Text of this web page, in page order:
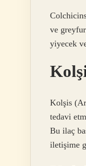
ve
yiyecek
Kolşis
tedavi
Bu ilaç
iletişime